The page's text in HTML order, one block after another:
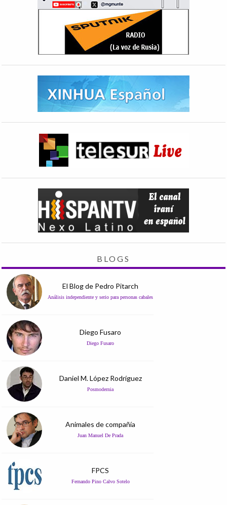
BLOGS
El Blog de Pedro Pitarch
Análisis independiente y serio para personas cabales
Diego Fusaro
Diego Fusaro
Daniel M. López Rodríguez
Posmodernia
Animales de compañía
Juan Manuel De Prada
FPCS
Fernando Pino Calvo Sotelo